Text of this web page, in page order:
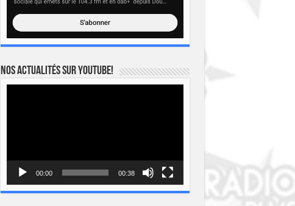
Nos actualités sur YOUTUBE!
00:00 00:38